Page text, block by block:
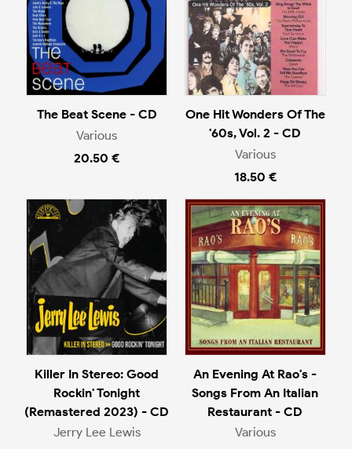
The Beat Scene - CD
Various
20.50 €
One Hit Wonders Of The
'60s, Vol. 2 - CD
Various
18.50 €
Killer In Stereo: Good
Rockin' Tonight
(Remastered 2023) - CD
Jerry Lee Lewis
An Evening At Rao's -
Songs From An Italian
Restaurant - CD
Various